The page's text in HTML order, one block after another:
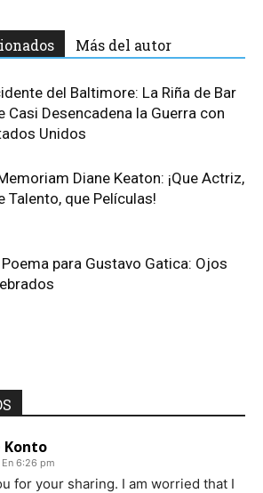
Más del autor
del Baltimore: La Riña de Bar
Casi Desencadena la Guerra con
Unidos
Diane Keaton: ¡Que Actriz,
Talento, que Películas!
Poema para Gustavo Gatica: Ojos
Konto
6:26 pm
for your sharing. I am worried that I